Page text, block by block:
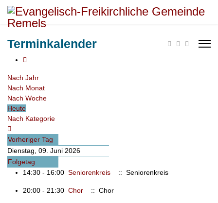
Terminkalender
Nach Jahr
Nach Monat
Nach Woche
Heute
Nach Kategorie
Vorheriger Tag
Dienstag, 09. Juni 2026
Folgetag
14:30 - 16:00 Seniorenkreis :: Seniorenkreis
20:00 - 21:30 Chor :: Chor